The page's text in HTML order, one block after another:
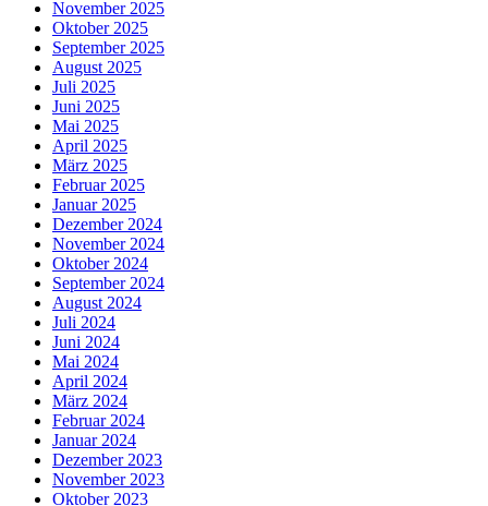
November 2025
Oktober 2025
September 2025
August 2025
Juli 2025
Juni 2025
Mai 2025
April 2025
März 2025
Februar 2025
Januar 2025
Dezember 2024
November 2024
Oktober 2024
September 2024
August 2024
Juli 2024
Juni 2024
Mai 2024
April 2024
März 2024
Februar 2024
Januar 2024
Dezember 2023
November 2023
Oktober 2023